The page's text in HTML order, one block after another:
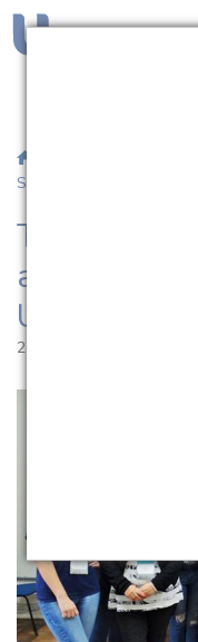
Salão Universitário
Trabalhos
Universitário
27.10.2017 | 11:30